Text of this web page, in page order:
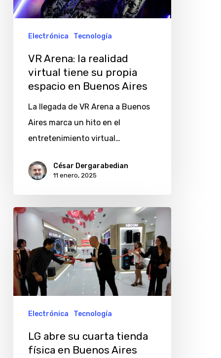
tiene
espacio
Buenos
Aires
Electrónica Tecnología
VR Arena: la realidad
virtual tiene su propia
espacio en Buenos Aires
La llegada de VR Arena a Buenos
Aires marca un hito en el
entretenimiento virtual…
César Dergarabedian
11 enero, 2025
LG
abre
su
cuarta
tienda
física
Aires
Electrónica Tecnología
LG abre su cuarta tienda
física en Buenos Aires